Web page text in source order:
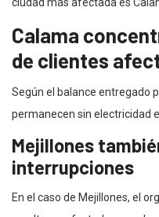
Calama
de clientes
Según el balance entregado
permanecen sin electricidad
Mejillones
interrupciones
En el caso de Mejillones, el